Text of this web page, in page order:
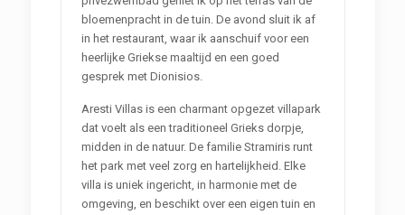
bloemenpracht in de tuin. De avond sluit ik af
in het restaurant, waar ik aanschuif voor een
heerlijke Griekse maaltijd en een goed
gesprek met Dionisios.
Aresti Villas is een charmant opgezet villapark
dat voelt als een traditioneel Grieks dorpje,
midden in de natuur. De familie Stramiris runt
het park met veel zorg en hartelijkheid. Elke
villa is uniek ingericht, in harmonie met de
omgeving, en beschikt over een eigen tuin en